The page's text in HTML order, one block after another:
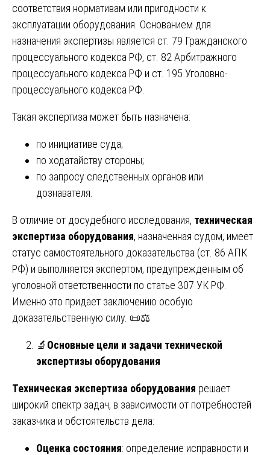
соответствия нормативам или пригодности к
эксплуатации оборудования. Основанием для
назначения экспертизы является ст. 79 Гражданского
процессуального кодекса РФ, ст. 82 Арбитражного
процессуального кодекса РФ и ст. 195 Уголовно-
процессуального кодекса РФ.
Такая экспертиза может быть назначена:
по инициативе суда;
по ходатайству стороны;
по запросу следственных органов или
дознавателя.
В отличие от досудебного исследования, техническая
экспертиза оборудования, назначенная судом, имеет
статус самостоятельного доказательства (ст. 86 АПК
РФ) и выполняется экспертом, предупрежденным об
уголовной ответственности по статье 307 УК РФ.
Именно это придает заключению особую
доказательственную силу. 📜⚖️
🔬 Основные цели и задачи технической
экспертизы оборудования
Техническая экспертиза оборудования решает
широкий спектр задач, в зависимости от потребностей
заказчика и обстоятельств дела:
Оценка состояния: определение исправности и